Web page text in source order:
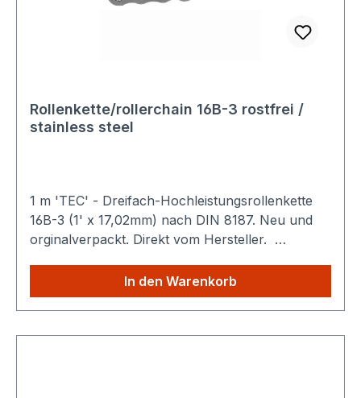
Rollenkette/rollerchain 16B-3 rostfrei /
stainless steel
1 m 'TEC' - Dreifach-Hochleistungsrollenkette
16B-3 (1' x 17,02mm) nach DIN 8187. Neu und
orginalverpackt. Direkt vom Hersteller.
Versandkosten: Egal wie viele Produkte Sie aus
unserem Shop kaufen, Sie zahlen nur einmalig
In den Warenkorb